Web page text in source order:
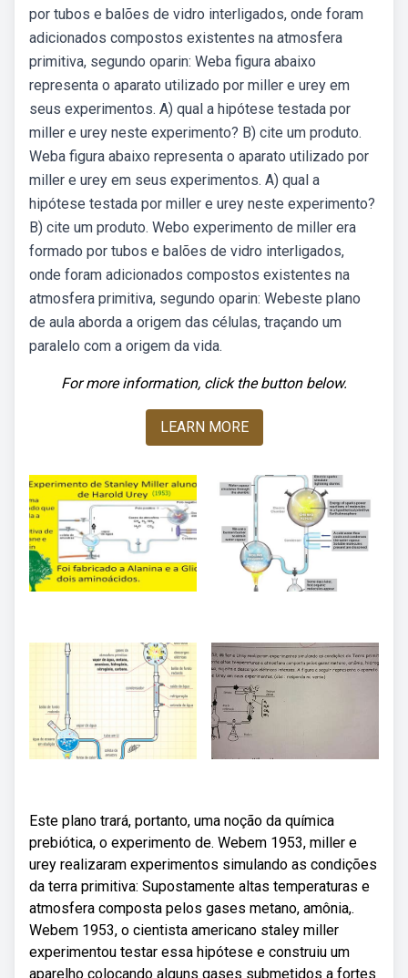
por tubos e balões de vidro interligados, onde foram
adicionados compostos existentes na atmosfera
primitiva, segundo oparin: Weba figura abaixo
representa o aparato utilizado por miller e urey em
seus experimentos. A) qual a hipótese testada por
miller e urey neste experimento? B) cite um produto.
Weba figura abaixo representa o aparato utilizado por
miller e urey em seus experimentos. A) qual a
hipótese testada por miller e urey neste experimento?
B) cite um produto. Webo experimento de miller era
formado por tubos e balões de vidro interligados,
onde foram adicionados compostos existentes na
atmosfera primitiva, segundo oparin: Webeste plano
de aula aborda a origem das células, traçando um
paralelo com a origem da vida.
For more information, click the button below.
LEARN MORE
Este plano trará, portanto, uma noção da química
prebiótica, o experimento de. Webem 1953, miller e
urey realizaram experimentos simulando as condições
da terra primitiva: Supostamente altas temperaturas e
atmosfera composta pelos gases metano, amônia,.
Webem 1953, o cientista americano staley miller
experimentou testar essa hipótese e construiu um
aparelho colocando alguns gases submetidos a fortes